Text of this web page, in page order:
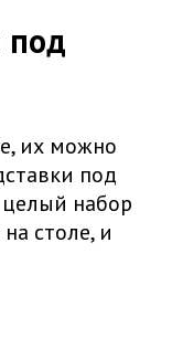
их можно
под
целый набор
столе, и